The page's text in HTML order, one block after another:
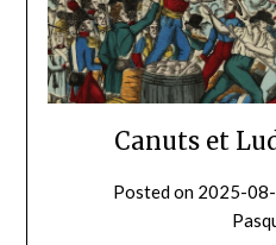
Canuts et
Posted on 2025-